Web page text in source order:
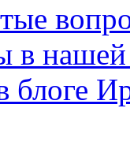
в нашей
блоге